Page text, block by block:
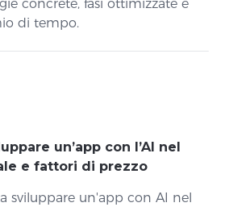
concrete, fasi ottimizzate e
di tempo.
un’app con l’AI nel
e fattori di prezzo
sviluppare un'app con AI nel